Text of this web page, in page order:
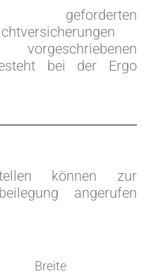
bei der Ergo
können zur
angerufen
Breite